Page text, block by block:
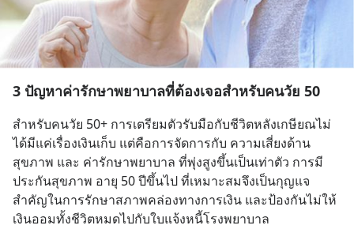
3 ปัญหาค่ารักษาพยาบาลที่ต้องเจอสำหรับคนวัย 50
สำหรับคนวัย 50+ การเตรียมตัวรับมือกับชีวิตหลังเกษียณไม่
ได้มีแค่เรื่องเงินเก็บ แต่คือการจัดการกับ ความเสี่ยงด้าน
สุขภาพ และ ค่ารักษาพยาบาล ที่พุ่งสูงขึ้นเป็นเท่าตัว การมี
ประกันสุขภาพ อายุ 50 ปีขึ้นไป ที่เหมาะสมจึงเป็นกุญแจ
สำคัญในการรักษาสภาพคล่องทางการเงิน และป้องกันไม่ให้
เงินออมทั้งชีวิตหมดไปกับใบแจ้งหนี้โรงพยาบาล